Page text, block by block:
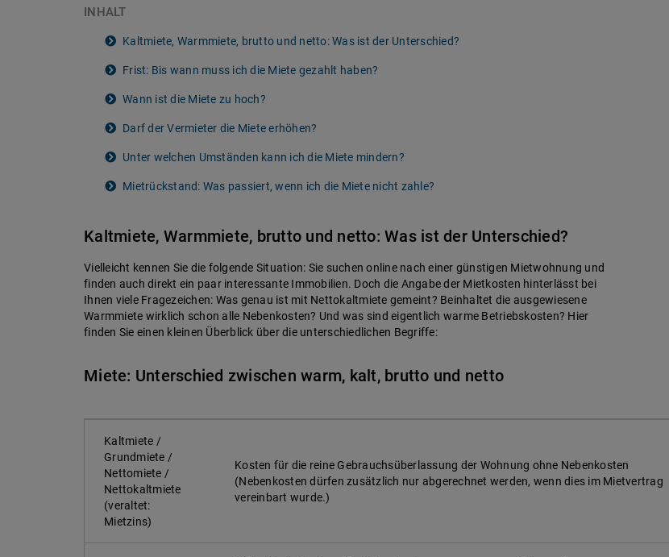
INHALT
Kaltmiete, Warmmiete, brutto und netto: Was ist der Unterschied?
Frist: Bis wann muss ich die Miete gezahlt haben?
Wann ist die Miete zu hoch?
Darf der Vermieter die Miete erhöhen?
Unter welchen Umständen kann ich die Miete mindern?
Mietrückstand: Was passiert, wenn ich die Miete nicht zahle?
Kaltmiete, Warmmiete, brutto und netto: Was ist der Unterschied?
Vielleicht kennen Sie die folgende Situation: Sie suchen online nach einer günstigen Mietwohnung und
finden auch direkt ein paar interessante Immobilien. Doch die Angabe der Mietkosten hinterlässt bei
Ihnen viele Fragezeichen: Was genau ist mit Nettokaltmiete gemeint? Beinhaltet die ausgewiesene
Warmmiete wirklich schon alle Nebenkosten? Und was sind eigentlich warme Betriebskosten? Hier
finden Sie einen kleinen Überblick über die unterschiedlichen Begriffe:
Miete: Unterschied zwischen warm, kalt, brutto und netto
Kaltmiete /
Grundmiete /
Nettomiete /
Nettokaltmiete
(veraltet:
Mietzins)
Kosten für die reine Gebrauchsüberlassung der Wohnung ohne Nebenkosten
(Nebenkosten dürfen zusätzlich nur abgerechnet werden, wenn dies im Mietvertrag
vereinbart wurde.)